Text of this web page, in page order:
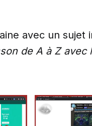
avec un sujet
de A à Z avec